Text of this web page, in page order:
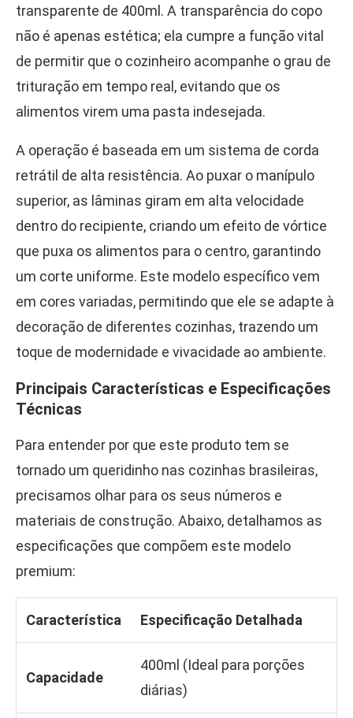
transparente de 400ml. A transparência do copo
não é apenas estética; ela cumpre a função vital
de permitir que o cozinheiro acompanhe o grau de
trituração em tempo real, evitando que os
alimentos virem uma pasta indesejada.
A operação é baseada em um sistema de corda
retrátil de alta resistência. Ao puxar o manípulo
superior, as lâminas giram em alta velocidade
dentro do recipiente, criando um efeito de vórtice
que puxa os alimentos para o centro, garantindo
um corte uniforme. Este modelo específico vem
em cores variadas, permitindo que ele se adapte à
decoração de diferentes cozinhas, trazendo um
toque de modernidade e vivacidade ao ambiente.
Principais Características e Especificações
Técnicas
Para entender por que este produto tem se
tornado um queridinho nas cozinhas brasileiras,
precisamos olhar para os seus números e
materiais de construção. Abaixo, detalhamos as
especificações que compõem este modelo
premium:
Característica Especificação Detalhada
Capacidade
400ml (Ideal para porções
diárias)